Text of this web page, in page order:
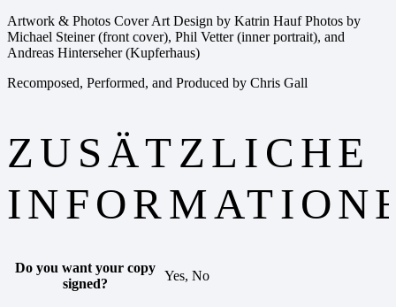
Artwork & Photos Cover Art Design by Katrin Hauf Photos by
Michael Steiner (front cover), Phil Vetter (inner portrait), and
Andreas Hinterseher (Kupferhaus)
Recomposed, Performed, and Produced by Chris Gall
ZUSÄTZLICHE
Do you want your copy
signed?
Yes, No